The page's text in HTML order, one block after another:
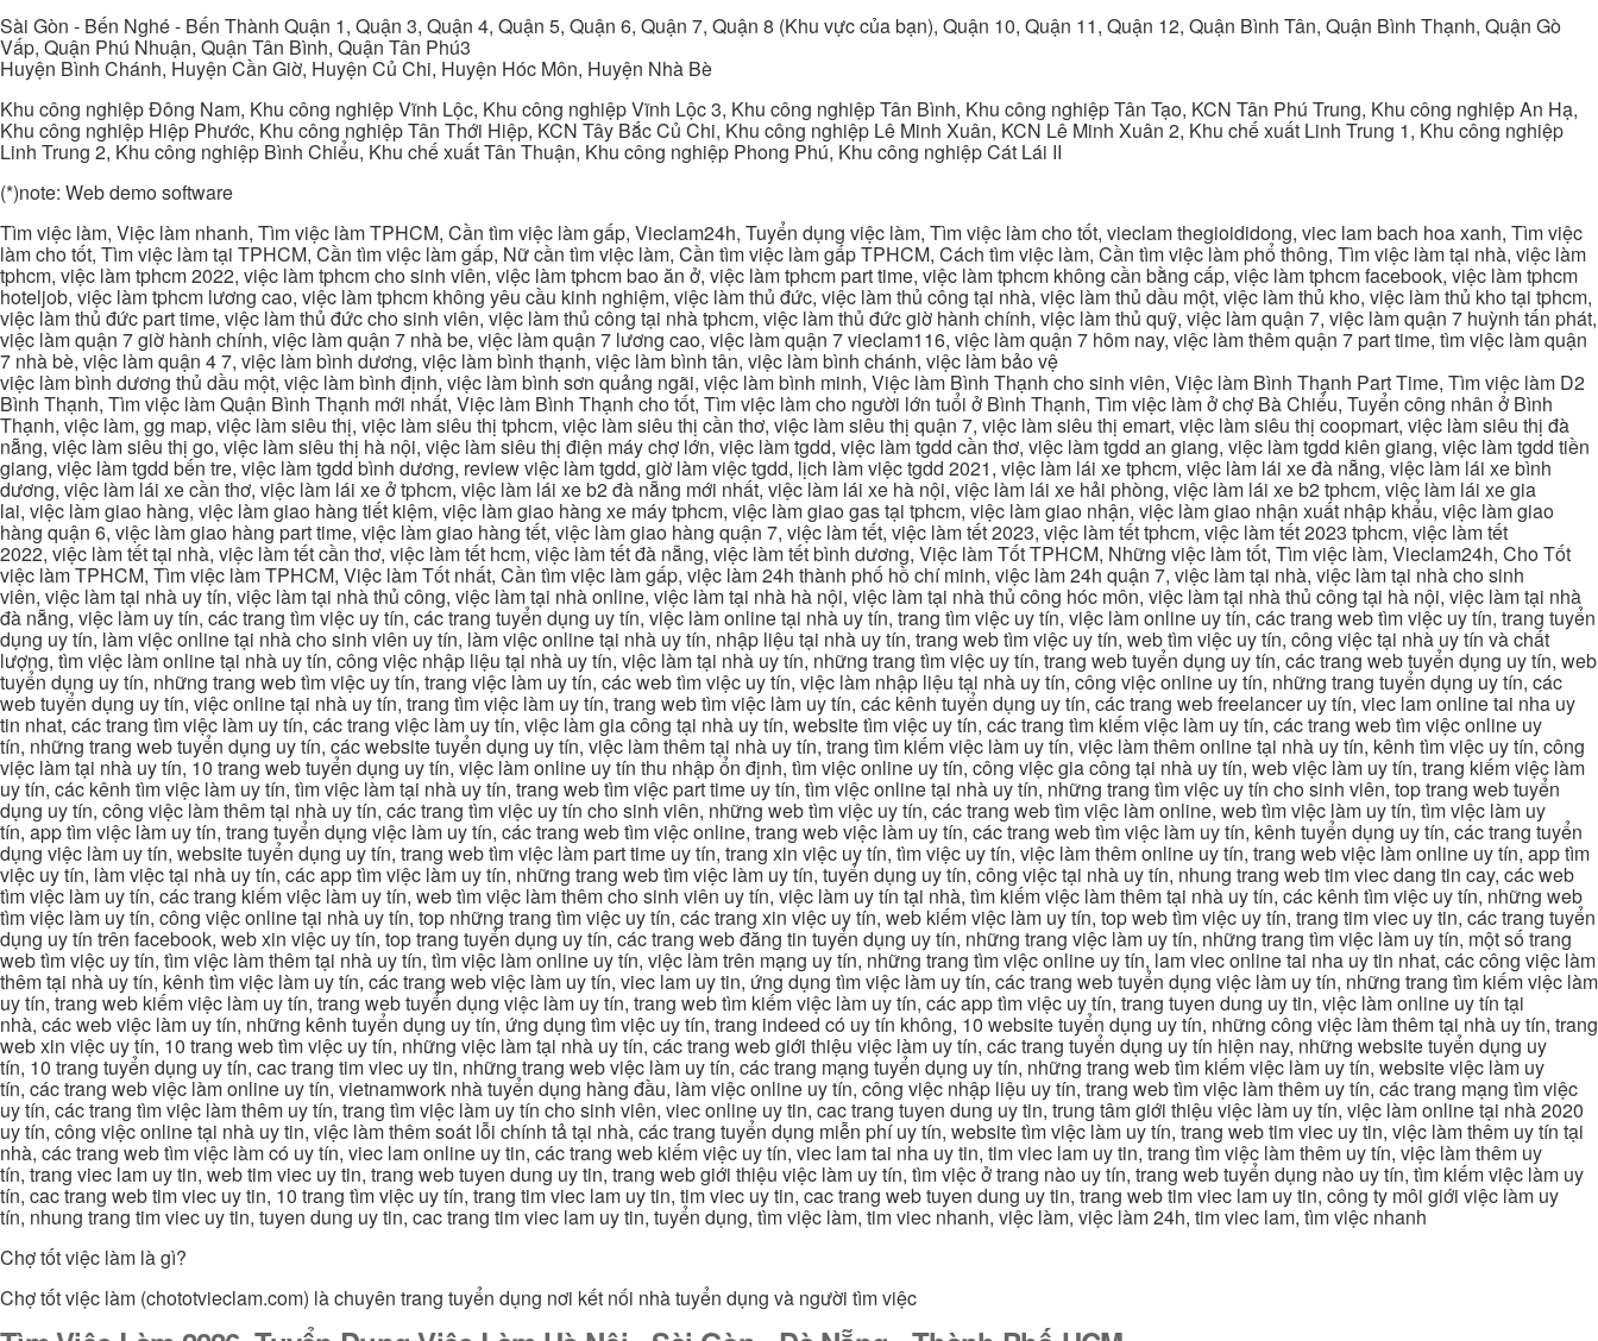
Sài Gòn - Bến Nghé - Bến Thành Quận 1, Quận 3, Quận 4, Quận 5, Quận 6, Quận 7, Quận 8 (Khu vực của bạn), Quận 10, Quận 11, Quận 12, Quận Bình Tân, Quận Bình Thạnh, Quận Gò
Vấp, Quận Phú Nhuận, Quận Tân Bình, Quận Tân Phú3
Huyện Bình Chánh, Huyện Cần Giờ, Huyện Củ Chi, Huyện Hóc Môn, Huyện Nhà Bè
Khu công nghiệp Đông Nam, Khu công nghiệp Vĩnh Lộc, Khu công nghiệp Vĩnh Lộc 3, Khu công nghiệp Tân Bình, Khu công nghiệp Tân Tạo, KCN Tân Phú Trung, Khu công nghiệp An Hạ,
Khu công nghiệp Hiệp Phước, Khu công nghiệp Tân Thới Hiệp, KCN Tây Bắc Củ Chi, Khu công nghiệp Lê Minh Xuân, KCN Lê Minh Xuân 2, Khu chế xuất Linh Trung 1, Khu công nghiệp
Linh Trung 2, Khu công nghiệp Bình Chiểu, Khu chế xuất Tân Thuận, Khu công nghiệp Phong Phú, Khu công nghiệp Cát Lái II
(*)note: Web demo software
Tìm việc làm, Việc làm nhanh, Tìm việc làm TPHCM, Cần tìm việc làm gấp, Vieclam24h, Tuyển dụng việc làm, Tìm việc làm cho tốt, vieclam thegioididong, viec lam bach hoa xanh, Tìm việc
làm cho tốt, Tìm việc làm tại TPHCM, Cần tìm việc làm gấp, Nữ cần tìm việc làm, Cần tìm việc làm gấp TPHCM, Cách tìm việc làm, Cần tìm việc làm phổ thông, Tìm việc làm tại nhà, việc làm
tphcm, việc làm tphcm 2022, việc làm tphcm cho sinh viên, việc làm tphcm bao ăn ở, việc làm tphcm part time, việc làm tphcm không cần bằng cấp, việc làm tphcm facebook, việc làm tphcm
hoteljob, việc làm tphcm lương cao, việc làm tphcm không yêu cầu kinh nghiệm, việc làm thủ đức, việc làm thủ công tại nhà, việc làm thủ dầu một, việc làm thủ kho, việc làm thủ kho tại tphcm,
việc làm thủ đức part time, việc làm thủ đức cho sinh viên, việc làm thủ công tại nhà tphcm, việc làm thủ đức giờ hành chính, việc làm thủ quỹ, việc làm quận 7, việc làm quận 7 huỳnh tấn phát,
việc làm quận 7 giờ hành chính, việc làm quận 7 nhà be, việc làm quận 7 lương cao, việc làm quận 7 vieclam116, việc làm quận 7 hôm nay, việc làm thêm quận 7 part time, tìm việc làm quận
7 nhà bè, việc làm quận 4 7, việc làm bình dương, việc làm bình thạnh, việc làm bình tân, việc làm bình chánh, việc làm bảo vệ
việc làm bình dương thủ dầu một, việc làm bình định, việc làm bình sơn quảng ngãi, việc làm bình minh, Việc làm Bình Thạnh cho sinh viên, Việc làm Bình Thạnh Part Time, Tìm việc làm D2
Bình Thạnh, Tìm việc làm Quận Bình Thạnh mới nhất, Việc làm Bình Thạnh cho tốt, Tìm việc làm cho người lớn tuổi ở Bình Thạnh, Tìm việc làm ở chợ Bà Chiểu, Tuyển công nhân ở Bình
Thạnh, việc làm, gg map, việc làm siêu thị, việc làm siêu thị tphcm, việc làm siêu thị cần thơ, việc làm siêu thị quận 7, việc làm siêu thị emart, việc làm siêu thị coopmart, việc làm siêu thị đà
nẵng, việc làm siêu thị go, việc làm siêu thị hà nội, việc làm siêu thị điện máy chợ lớn, việc làm tgdd, việc làm tgdd cần thơ, việc làm tgdd an giang, việc làm tgdd kiên giang, việc làm tgdd tiền
giang, việc làm tgdd bến tre, việc làm tgdd bình dương, review việc làm tgdd, giờ làm việc tgdd, lịch làm việc tgdd 2021, việc làm lái xe tphcm, việc làm lái xe đà nẵng, việc làm lái xe bình
dương, việc làm lái xe cần thơ, việc làm lái xe ở tphcm, việc làm lái xe b2 đà nẵng mới nhất, việc làm lái xe hà nội, việc làm lái xe hải phòng, việc làm lái xe b2 tphcm, việc làm lái xe gia
lai, việc làm giao hàng, việc làm giao hàng tiết kiệm, việc làm giao hàng xe máy tphcm, việc làm giao gas tại tphcm, việc làm giao nhận, việc làm giao nhận xuất nhập khẩu, việc làm giao
hàng quận 6, việc làm giao hàng part time, việc làm giao hàng tết, việc làm giao hàng quận 7, việc làm tết, việc làm tết 2023, việc làm tết tphcm, việc làm tết 2023 tphcm, việc làm tết
2022, việc làm tết tại nhà, việc làm tết cần thơ, việc làm tết hcm, việc làm tết đà nẵng, việc làm tết bình dương, Việc làm Tốt TPHCM, Những việc làm tốt, Tìm việc làm, Vieclam24h, Cho Tốt
việc làm TPHCM, Tìm việc làm TPHCM, Việc làm Tốt nhất, Cần tìm việc làm gấp, việc làm 24h thành phố hồ chí minh, việc làm 24h quận 7, việc làm tại nhà, việc làm tại nhà cho sinh
viên, việc làm tại nhà uy tín, việc làm tại nhà thủ công, việc làm tại nhà online, việc làm tại nhà hà nội, việc làm tại nhà thủ công hóc môn, việc làm tại nhà thủ công tại hà nội, việc làm tại nhà
đà nẵng, việc làm uy tín, các trang tìm việc uy tín, các trang tuyển dụng uy tín, việc làm online tại nhà uy tín, trang tìm việc uy tín, việc làm online uy tín, các trang web tìm việc uy tín, trang tuyển
dụng uy tín, làm việc online tại nhà cho sinh viên uy tín, làm việc online tại nhà uy tín, nhập liệu tại nhà uy tín, trang web tìm việc uy tín, web tìm việc uy tín, công việc tại nhà uy tín và chất
lượng, tìm việc làm online tại nhà uy tín, công việc nhập liệu tại nhà uy tín, việc làm tại nhà uy tín, những trang tìm việc uy tín, trang web tuyển dụng uy tín, các trang web tuyển dụng uy tín, web
tuyển dụng uy tín, những trang web tìm việc uy tín, trang việc làm uy tín, các web tìm việc uy tín, việc làm nhập liệu tại nhà uy tín, công việc online uy tín, những trang tuyển dụng uy tín, các
web tuyển dụng uy tín, việc online tại nhà uy tín, trang tìm việc làm uy tín, trang web tìm việc làm uy tín, các kênh tuyển dụng uy tín, các trang web freelancer uy tín, viec lam online tai nha uy
tin nhat, các trang tìm việc làm uy tín, các trang việc làm uy tín, việc làm gia công tại nhà uy tín, website tìm việc uy tín, các trang tìm kiếm việc làm uy tín, các trang web tìm việc online uy
tín, những trang web tuyển dụng uy tín, các website tuyển dụng uy tín, việc làm thêm tại nhà uy tín, trang tìm kiếm việc làm uy tín, việc làm thêm online tại nhà uy tín, kênh tìm việc uy tín, công
việc làm tại nhà uy tín, 10 trang web tuyển dụng uy tín, việc làm online uy tín thu nhập ổn định, tìm việc online uy tín, công việc gia công tại nhà uy tín, web việc làm uy tín, trang kiếm việc làm
uy tín, các kênh tìm việc làm uy tín, tìm việc làm tại nhà uy tín, trang web tìm việc part time uy tín, tìm việc online tại nhà uy tín, những trang tìm việc uy tín cho sinh viên, top trang web tuyển
dụng uy tín, công việc làm thêm tại nhà uy tín, các trang tìm việc uy tín cho sinh viên, những web tìm việc uy tín, các trang web tìm việc làm online, web tìm việc làm uy tín, tìm việc làm uy
tín, app tìm việc làm uy tín, trang tuyển dụng việc làm uy tín, các trang web tìm việc online, trang web việc làm uy tín, các trang web tìm việc làm uy tín, kênh tuyển dụng uy tín, các trang tuyển
dụng việc làm uy tín, website tuyển dụng uy tín, trang web tìm việc làm part time uy tín, trang xin việc uy tín, tìm việc uy tín, việc làm thêm online uy tín, trang web việc làm online uy tín, app tìm
việc uy tín, làm việc tại nhà uy tín, các app tìm việc làm uy tín, những trang web tìm việc làm uy tín, tuyển dụng uy tín, công việc tại nhà uy tín, nhung trang web tim viec dang tin cay, các web
tìm việc làm uy tín, các trang kiếm việc làm uy tín, web tìm việc làm thêm cho sinh viên uy tín, việc làm uy tín tại nhà, tìm kiếm việc làm thêm tại nhà uy tín, các kênh tìm việc uy tín, những web
tìm việc làm uy tín, công việc online tại nhà uy tín, top những trang tìm việc uy tín, các trang xin việc uy tín, web kiếm việc làm uy tín, top web tìm việc uy tín, trang tim viec uy tin, các trang tuyển
dụng uy tín trên facebook, web xin việc uy tín, top trang tuyển dụng uy tín, các trang web đăng tin tuyển dụng uy tín, những trang việc làm uy tín, những trang tìm việc làm uy tín, một số trang
web tìm việc uy tín, tìm việc làm thêm tại nhà uy tín, tìm việc làm online uy tín, việc làm trên mạng uy tín, những trang tìm việc online uy tín, lam viec online tai nha uy tin nhat, các công việc làm
thêm tại nhà uy tín, kênh tìm việc làm uy tín, các trang web việc làm uy tín, viec lam uy tin, ứng dụng tìm việc làm uy tín, các trang web tuyển dụng việc làm uy tín, những trang tìm kiếm việc làm
uy tín, trang web kiếm việc làm uy tín, trang web tuyển dụng việc làm uy tín, trang web tìm kiếm việc làm uy tín, các app tìm việc uy tín, trang tuyen dung uy tin, việc làm online uy tín tại
nhà, các web việc làm uy tín, những kênh tuyển dụng uy tín, ứng dụng tìm việc uy tín, trang indeed có uy tín không, 10 website tuyển dụng uy tín, những công việc làm thêm tại nhà uy tín, trang
web xin việc uy tín, 10 trang web tìm việc uy tín, những việc làm tại nhà uy tín, các trang web giới thiệu việc làm uy tín, các trang tuyển dụng uy tín hiện nay, những website tuyển dụng uy
tín, 10 trang tuyển dụng uy tín, cac trang tim viec uy tin, những trang web việc làm uy tín, các trang mạng tuyển dụng uy tín, những trang web tìm kiếm việc làm uy tín, website việc làm uy
tín, các trang web việc làm online uy tín, vietnamwork nhà tuyển dụng hàng đầu, làm việc online uy tín, công việc nhập liệu uy tín, trang web tìm việc làm thêm uy tín, các trang mạng tìm việc
uy tín, các trang tìm việc làm thêm uy tín, trang tìm việc làm uy tín cho sinh viên, viec online uy tin, cac trang tuyen dung uy tin, trung tâm giới thiệu việc làm uy tín, việc làm online tại nhà 2020
uy tín, công việc online tại nhà uy tin, việc làm thêm soát lỗi chính tả tại nhà, các trang tuyển dụng miễn phí uy tín, website tìm việc làm uy tín, trang web tim viec uy tin, việc làm thêm uy tín tại
nhà, các trang web tìm việc làm có uy tín, viec lam online uy tin, các trang web kiếm việc uy tín, viec lam tai nha uy tin, tim viec lam uy tin, trang tìm việc làm thêm uy tín, việc làm thêm uy
tín, trang viec lam uy tin, web tim viec uy tin, trang web tuyen dung uy tin, trang web giới thiệu việc làm uy tín, tìm việc ở trang nào uy tín, trang web tuyển dụng nào uy tín, tìm kiếm việc làm uy
tín, cac trang web tim viec uy tin, 10 trang tìm việc uy tín, trang tim viec lam uy tin, tim viec uy tin, cac trang web tuyen dung uy tin, trang web tim viec lam uy tin, công ty môi giới việc làm uy
tín, nhung trang tim viec uy tin, tuyen dung uy tin, cac trang tim viec lam uy tin, tuyển dụng, tìm việc làm, tim viec nhanh, việc làm, việc làm 24h, tim viec lam, tìm việc nhanh
Chợ tốt việc làm là gì?
Chợ tốt việc làm (chototvieclam.com) là chuyên trang tuyển dụng nơi kết nối nhà tuyển dụng và người tìm việc